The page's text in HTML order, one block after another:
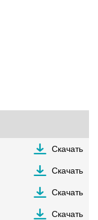
Скачать
Скачать
Скачать
Скачать